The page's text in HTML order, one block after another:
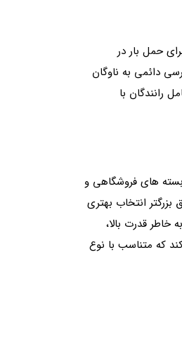
حمل بار در
دائمی به ناوگان
رانندگان با
بسته های فروشگاهی و
انتخاب بهتری
قدرت بالا،
که متناسب با نوع